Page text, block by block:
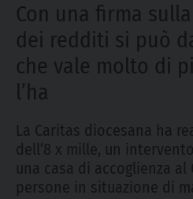
Con una firma
dei redditi si può
che vale molto di
l’ha
La Caritas diocesana ha
dell’8 x mille, un
una casa di accoglienza al
persone in situazione di